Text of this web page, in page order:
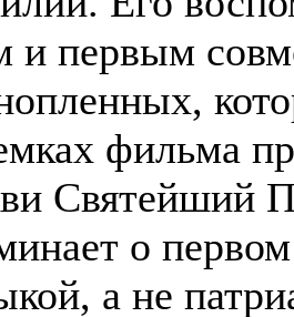
и первым
фильма
Святейший
о
а не